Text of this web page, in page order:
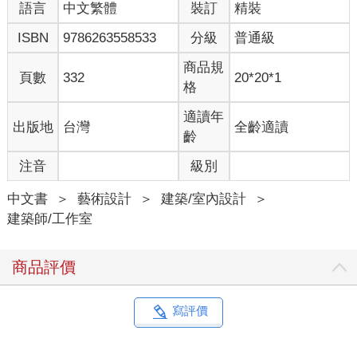
語言 中文繁體 裝訂
精裝
ISBN
9786263558533 分級 普通級
頁數 332
商品規
格
20*20*1
出版地 台灣
適讀年
齡
全齡適讀
注音 級別
中文書 ＞ 藝術設計 ＞ 建築/室內設計
＞
建築師/工作室
商品評價
寫評價